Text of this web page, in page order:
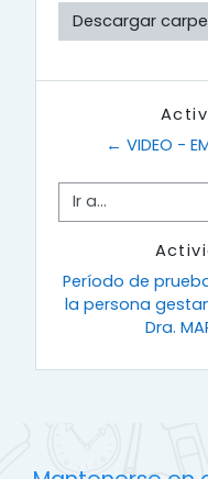
Descargar
← VIDEO -
Ir a...
Período de
la persona
Dra.